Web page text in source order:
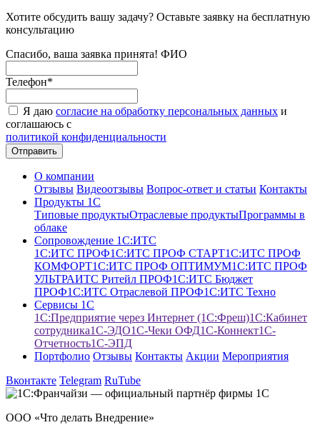
Хотите обсудить вашу задачу? Оставьте заявку на бесплатную
консультацию
Спасибо, ваша заявка принята! ФИО
Телефон*
Я даю согласие на обработку персональных данных и
соглашаюсь с
политикой конфиденциальности
О компании
Отзывы Видеоотзывы Вопрос-ответ и статьи Контакты
Продукты 1С
Типовые продуктыОтраслевые продуктыПрограммы в
облаке
Сопровождение 1С:ИТС
1С:ИТС ПРОФ1С:ИТС ПРОФ СТАРТ1С:ИТС ПРОФ
КОМФОРТ1С:ИТС ПРОФ ОПТИМУМ1С:ИТС ПРОФ
УЛЬТРАИТС Ритейл ПРОФ1С:ИТС Бюджет
ПРОФ1С:ИТС Отраслевой ПРОФ1С:ИТС Техно
Сервисы 1С
1С:Предприятие через Интернет (1С:Фреш)1С:Кабинет
сотрудника1С-ЭДО1С-Чеки ОФД1С‑Коннект1C-
Отчетность1С-ЭПД
Портфолио Отзывы Контакты Акции Мероприятия
Вконтакте Telegram RuTube
ООО «Что делать Внедрение»